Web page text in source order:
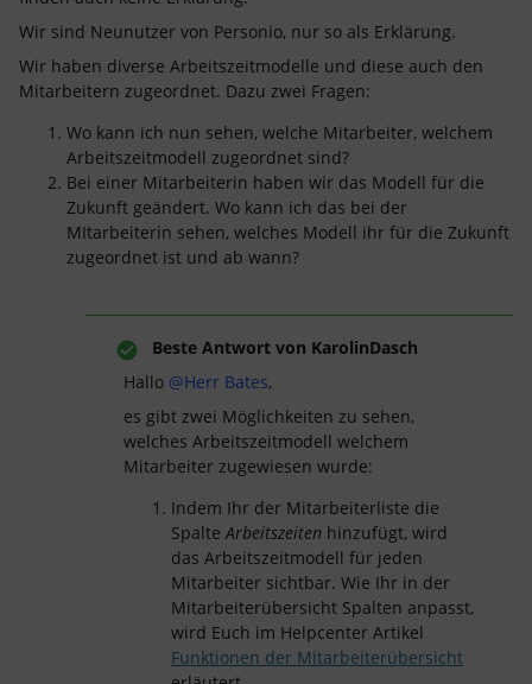
Wir sind Neunutzer von Personio, nur so als Erklärung.
Wir haben diverse Arbeitszeitmodelle und diese auch den
Mitarbeitern zugeordnet. Dazu zwei Fragen:
Wo kann ich nun sehen, welche Mitarbeiter, welchem
Arbeitszeitmodell zugeordnet sind?
Bei einer Mitarbeiterin haben wir das Modell für die
Zukunft geändert. Wo kann ich das bei der
MItarbeiterin sehen, welches Modell ihr für die Zukunft
zugeordnet ist und ab wann?
Beste Antwort von KarolinDasch
Hallo @Herr Bates,
es gibt zwei Möglichkeiten zu sehen,
welches Arbeitszeitmodell welchem
Mitarbeiter zugewiesen wurde:
Indem Ihr der Mitarbeiterliste die
SpalteArbeitszeiten hinzufügt, wird
das Arbeitszeitmodell für jeden
Mitarbeiter sichtbar. Wie Ihr in der
Mitarbeiterübersicht Spalten anpasst,
wird Euch im Helpcenter Artikel
Funktionen der Mitarbeiterübersicht